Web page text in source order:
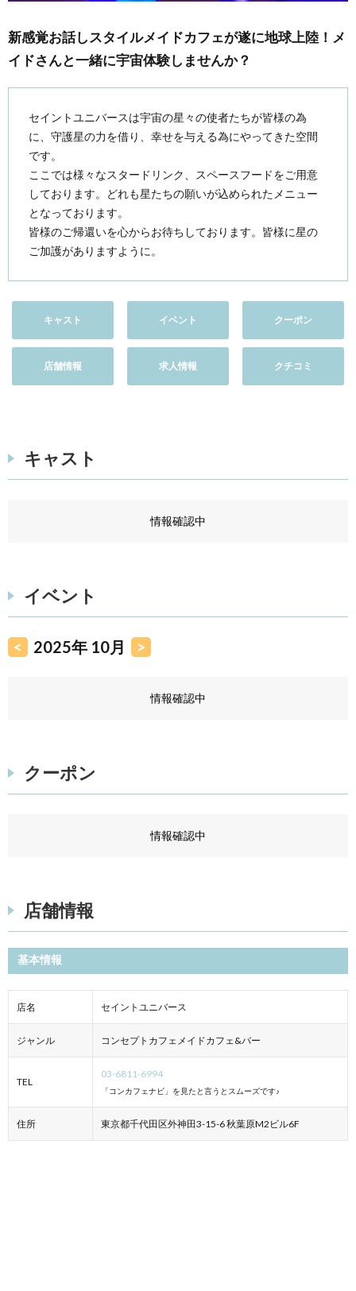
新感覚お話しスタイルメイドカフェが遂に地球上陸！メ
イドさんと一緒に宇宙体験しませんか？
セイントユニバースは宇宙の星々の使者たちが皆様の為
に、守護星の力を借り、幸せを与える為にやってきた空間
です。
ここでは様々なスタードリンク、スペースフードをご用意
しております。どれも星たちの願いが込められたメニュー
となっております。
皆様のご帰還いを心からお待ちしております。皆様に星の
ご加護がありますように。
キャスト イベント クーポン
店舗情報 求人情報 クチコミ
キャスト
情報確認中
イベント
< 2025年 10月 >
情報確認中
クーポン
情報確認中
店舗情報
基本情報
店名 セイントユニバース
ジャンル コンセプトカフェメイドカフェ&バー
TEL
03-6811-6994
「コンカフェナビ」を見たと言うとスムーズです♪
住所 東京都千代田区外神田3-15-6 秋葉原M2ビル6F